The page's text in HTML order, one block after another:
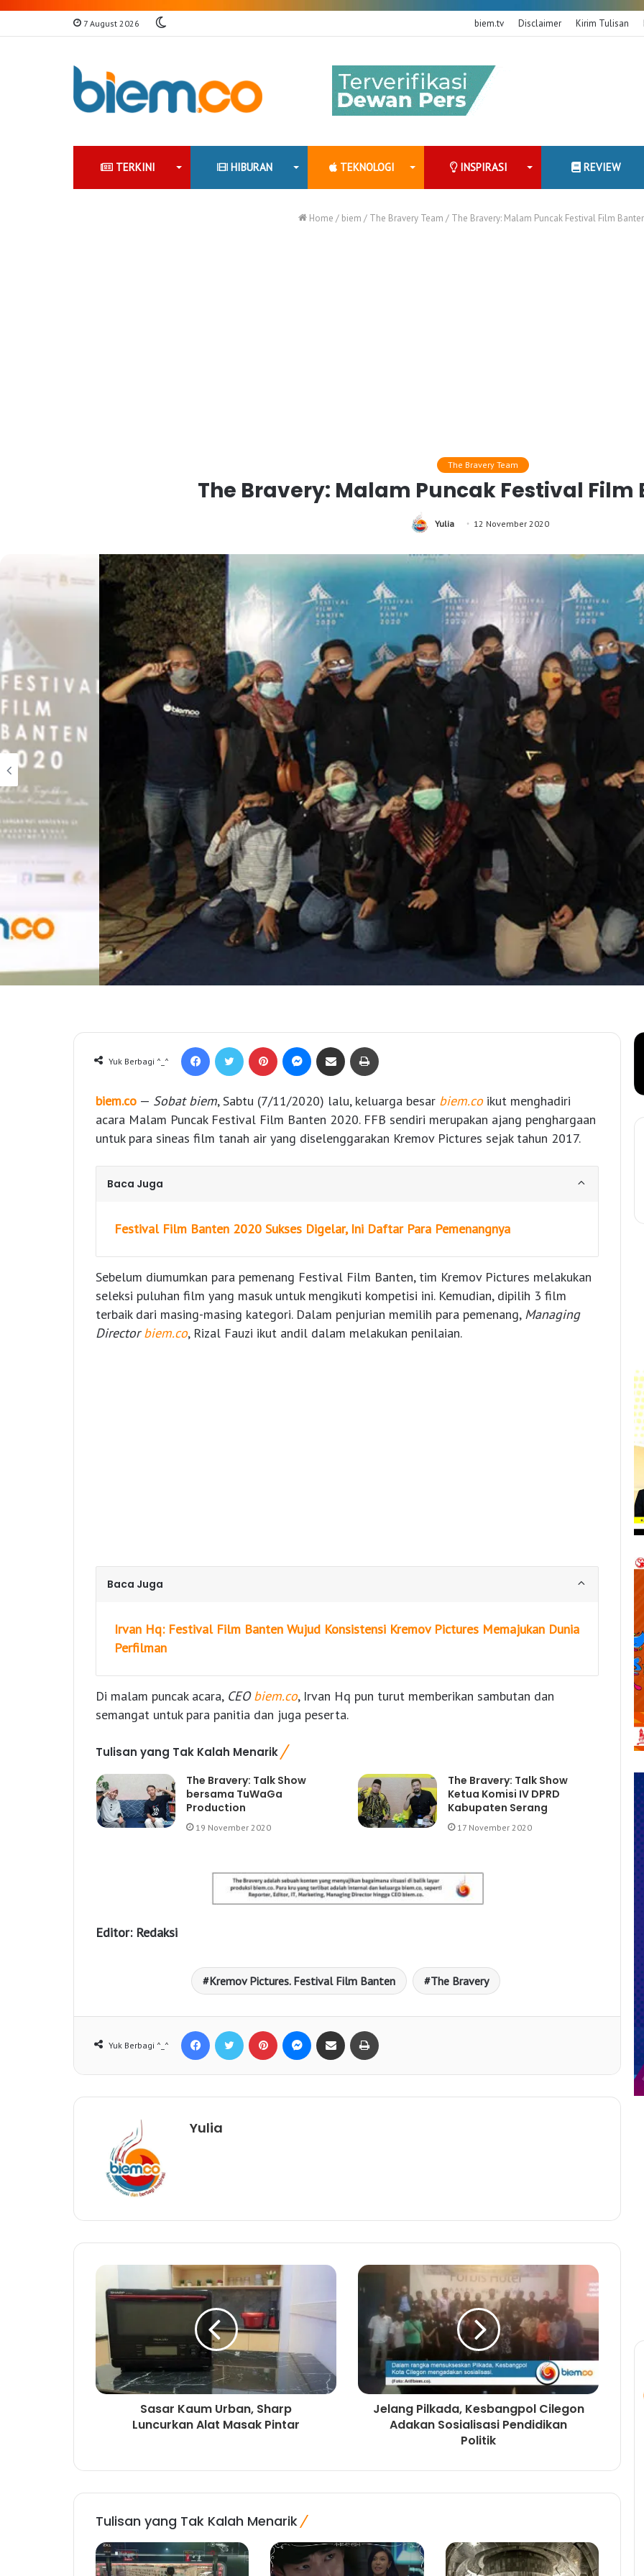
7 August 2026 biem.tv Disclaimer Kirim Tulisan
TERKINI HIBURAN TEKNOLOGI INSPIRASI REVIEW
Home / biem / The Bravery Team / The Bravery: Malam Puncak Festival Film
The Bravery Team
The Bravery: Malam Puncak Festival Film
Yulia 12 November 2020
Yuk Berbagi ^_^
biem.co — Sobat biem, Sabtu (7/11/2020) lalu, keluarga besar biem.co ikut menghadiri
acara Malam Puncak Festival Film Banten 2020. FFB sendiri merupakan ajang penghargaan
untuk para sineas film tanah air yang diselenggarakan Kremov Pictures sejak tahun 2017.
Baca Juga
Festival Film Banten 2020 Sukses Digelar, Ini Daftar Para Pemenangnya
Sebelum diumumkan para pemenang Festival Film Banten, tim Kremov Pictures melakukan
seleksi puluhan film yang masuk untuk mengikuti kompetisi ini. Kemudian, dipilih 3 film
terbaik dari masing-masing kategori. Dalam penjurian memilih para pemenang, Managing
Directorbiem.co, Rizal Fauzi ikut andil dalam melakukan penilaian.
Baca Juga
Irvan Hq: Festival Film Banten Wujud Konsistensi Kremov Pictures Memajukan Dunia
Perfilman
Di malam puncak acara, CEObiem.co, Irvan Hq pun turut memberikan sambutan dan
semangat untuk para panitia dan juga peserta.
Tulisan yang Tak Kalah Menarik
The Bravery: Talk Show
bersama TuWaGa
Production
19 November 2020
The Bravery: Talk Show
Ketua Komisi IV DPRD
Kabupaten Serang
17 November 2020
Editor: Redaksi
Kremov Pictures. Festival Film Banten The Bravery
Yuk Berbagi ^_^
Yulia
Sasar Kaum Urban, Sharp
Luncurkan Alat Masak Pintar
Jelang Pilkada, Kesbangpol Cilegon
Adakan Sosialisasi Pendidikan
Politik
Tulisan yang Tak Kalah Menarik